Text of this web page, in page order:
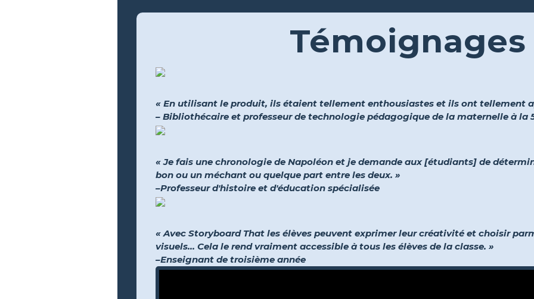
Témoignages
« En utilisant le produit, ils étaient tellement enthousiastes et ils ont tellement
– Bibliothécaire et professeur de technologie pédagogique de la maternelle à la
« Je fais une chronologie de Napoléon et je demande aux [étudiants] de
bon ou un méchant ou quelque part entre les deux. »
–Professeur d'histoire et d'éducation spécialisée
« Avec Storyboard That les élèves peuvent exprimer leur créativité et choisir
visuels… Cela le rend vraiment accessible à tous les élèves de la classe. »
–Enseignant de troisième année